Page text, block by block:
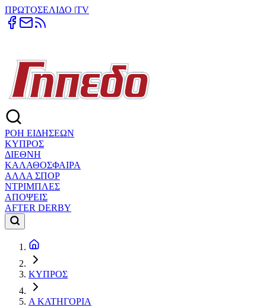
ΠΡΩΤΟΣΕΛΙΔΟ |TV
ΡΟΗ ΕΙΔΗΣΕΩΝ
ΚΥΠΡΟΣ
ΔΙΕΘΝΗ
ΚΑΛΑΘΟΣΦΑΙΡΑ
ΑΛΛΑ ΣΠΟΡ
ΝΤΡΙΜΠΛΕΣ
ΑΠΟΨΕΙΣ
AFTER DERBY
ΚΥΠΡΟΣ
Α ΚΑΤΗΓΟΡΙΑ